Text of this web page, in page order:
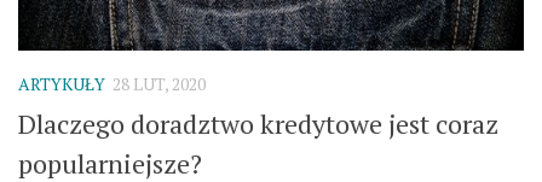
ARTYKUŁY 28 LUT, 2020
Dlaczego doradztwo kredytowe jest coraz
popularniejsze?